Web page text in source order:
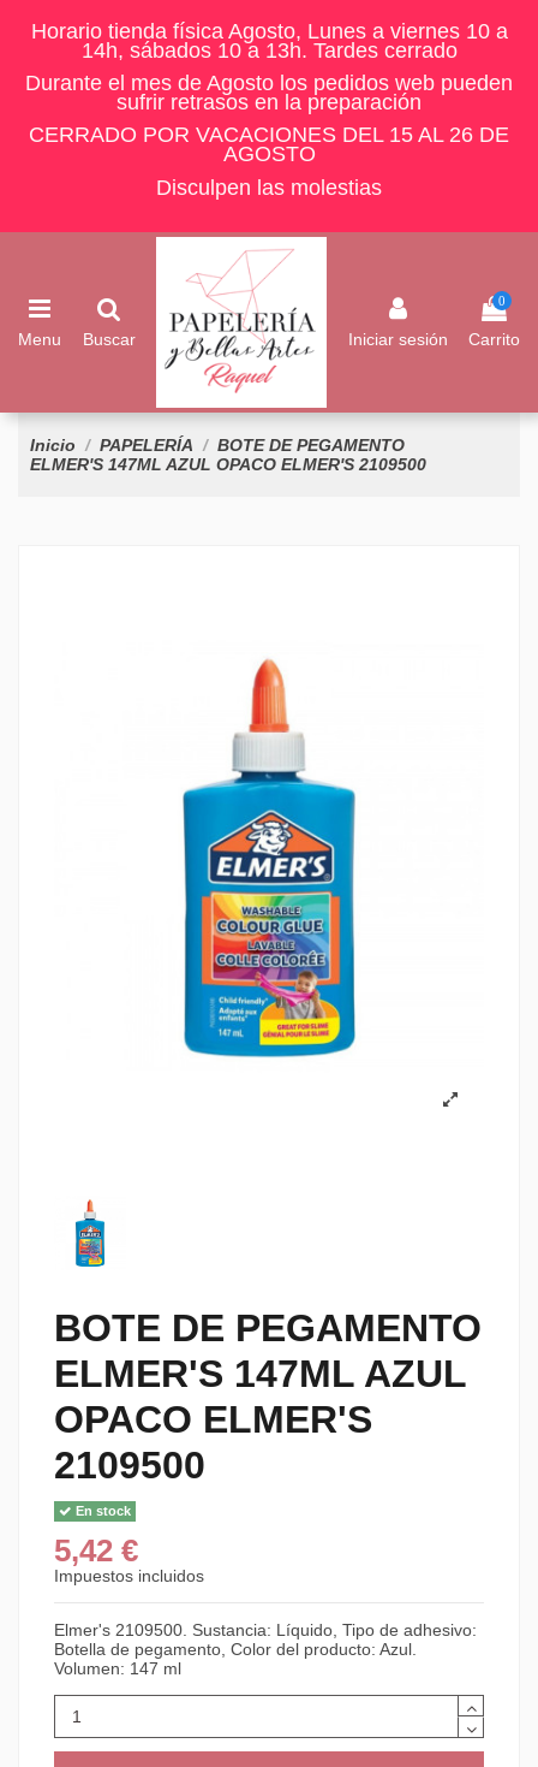
Horario tienda física Agosto, Lunes a viernes 10 a
14h, sábados 10 a 13h. Tardes cerrado
Durante el mes de Agosto los pedidos web pueden
sufrir retrasos en la preparación
CERRADO POR VACACIONES DEL 15 AL 26 DE
AGOSTO
Disculpen las molestias
Menu Buscar Iniciar sesión
0
Carrito
Inicio PAPELERÍA
BOTE DE PEGAMENTO
ELMER'S 147ML AZUL OPACO ELMER'S 2109500
BOTE DE PEGAMENTO
ELMER'S 147ML AZUL
OPACO ELMER'S
2109500
En stock
5,42 €
Impuestos incluidos
Elmer's 2109500. Sustancia: Líquido, Tipo de adhesivo:
Botella de pegamento, Color del producto: Azul.
Volumen: 147 ml